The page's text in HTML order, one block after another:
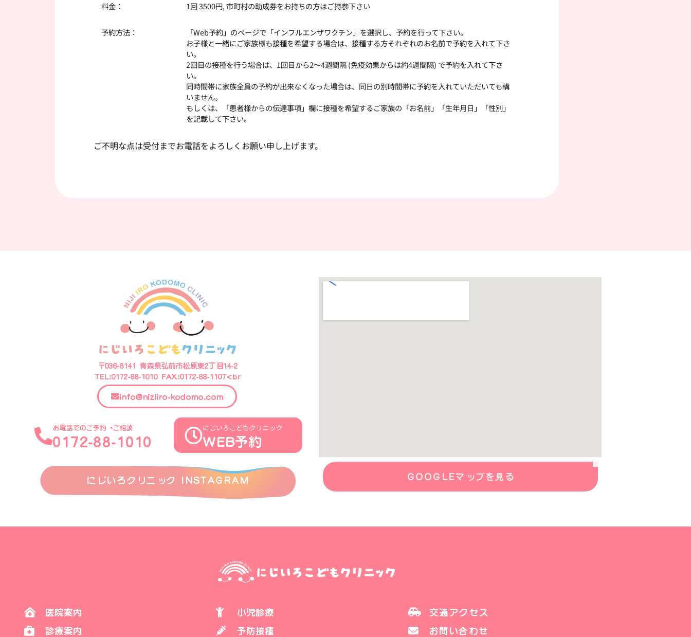
料金： 1回 3500円, 市町村の助成券をお持ちの方はご持参下さい
予約方法：
「Web予約」のページで「インフルエンザワクチン」を選択し、予約を行って下さい。
お子様と一緒にご家族様も接種を希望する場合は、接種する方それぞれのお名前で予約を入れて下さ
い。
2回目の接種を行う場合は、1回目から2～4週間隔 (免疫効果からは約4週間隔) で予約を入れて下さ
い。
同時間帯に家族全員の予約が出来なくなった場合は、同日の別時間帯に予約を入れていただいても構
いません。
もしくは、「患者様からの伝達事項」欄に接種を希望するご家族の「お名前」「生年月日」「性別」
を記載して下さい。
ご不明な点は受付までお電話をよろしくお願い申し上げます。
〒036-8141 青森県弘前市松原東2丁目14-2
TEL:0172-88-1010 FAX:0172-88-1107<br
info@niziiro-kodomo.com
お電話でのご予約・ご相談
0172-88-1010
にじいろこどもクリニック
WEB予約
にじいろクリニック INSTAGRAM GOOGLEマップを見る
医院案内
診療案内
小児診療
予防接種
交通アクセス
お問い合わせ